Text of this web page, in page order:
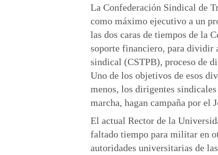
La Confederación Sindical de
como máximo ejecutivo a un
las dos caras de tiempos de la
soporte financiero, para dividir
sindical (CSTPB), proceso de
Uno de los objetivos de esos
menos, los dirigentes
marcha, hagan campaña por el
El actual Rector de la
faltado tiempo para militar en
autoridades universitarias de